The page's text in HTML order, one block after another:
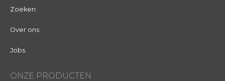
Zoeken
Over ons
Jobs
ONZE PRODUCTEN